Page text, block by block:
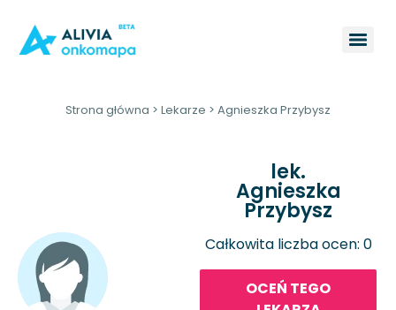
Strona główna > Lekarze > Agnieszka Przybysz
lek.
Agnieszka
Przybysz
Całkowita liczba ocen: 0
OCEŃ TEGO